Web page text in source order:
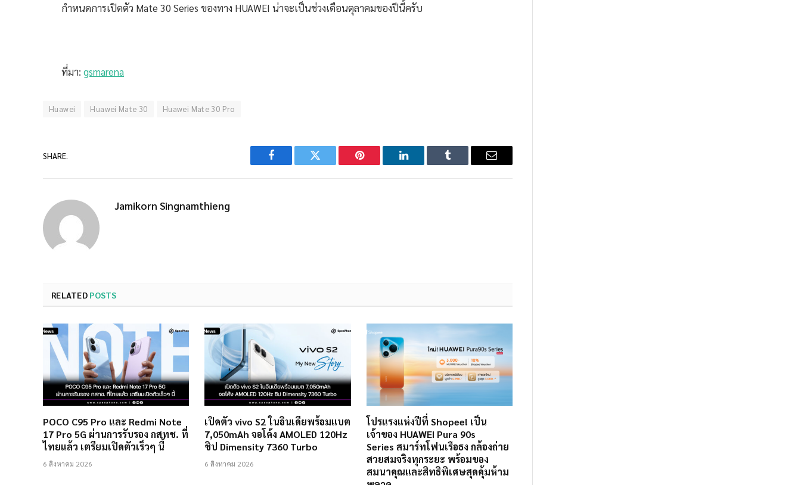
กำหนดการเปิดตัว Mate 30 Series ของทาง HUAWEI น่าจะเป็นช่วงเดือนตุลาคมของปีนี้ครับ
ที่มา: gsmarena
Huawei Huawei Mate 30 Huawei Mate 30 Pro
SHARE.
Facebook Twitter Pinterest LinkedIn Tumblr Email
Jamikorn Singnamthieng
RELATED POSTS
POCO C95 Pro และ Redmi Note
17 Pro 5G ผ่านการรับรอง กสทช. ที่
ไทยแล้ว เตรียมเปิดตัวเร็วๆ นี้
6 สิงหาคม 2026
เปิดตัว vivo S2 ในอินเดียพร้อมแบต
7,050mAh จอโค้ง AMOLED 120Hz
ชิป Dimensity 7360 Turbo
6 สิงหาคม 2026
โปรแรงแห่งปีที่ Shopee! เป็น
เจ้าของ HUAWEI Pura 90s
Series สมาร์ทโฟนเรือธง กล้องถ่าย
สวยสมจริงทุกระยะ พร้อมของ
สมนาคุณและสิทธิพิเศษสุดคุ้มห้าม